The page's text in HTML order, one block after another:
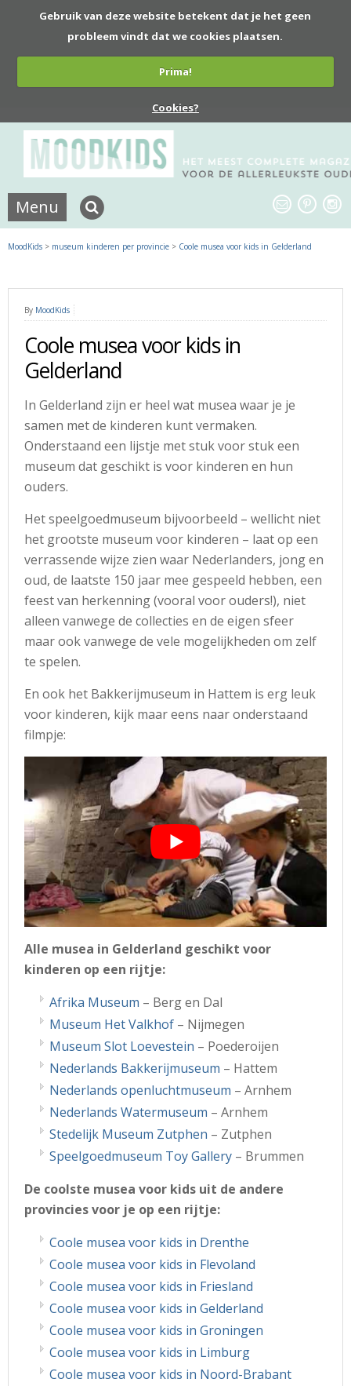
Gebruik van deze website betekent dat je het geen
probleem vindt dat we cookies plaatsen.
Prima!
Cookies?
Menu
MoodKids > museum kinderen per provincie > Coole musea voor kids in Gelderland
By MoodKids
Coole musea voor kids in
Gelderland
In Gelderland zijn er heel wat musea waar je je
samen met de kinderen kunt vermaken.
Onderstaand een lijstje met stuk voor stuk een
museum dat geschikt is voor kinderen en hun
ouders.
Het speelgoedmuseum bijvoorbeeld – wellicht niet
het grootste museum voor kinderen – laat op een
verrassende wijze zien waar Nederlanders, jong en
oud, de laatste 150 jaar mee gespeeld hebben, een
feest van herkenning (vooral voor ouders!), niet
alleen vanwege de collecties en de eigen sfeer
maar ook vanwege de vele mogelijkheden om zelf
te spelen.
En ook het Bakkerijmuseum in Hattem is erg leuk
voor kinderen, kijk maar eens naar onderstaand
filmpje:
Alle musea in Gelderland geschikt voor
kinderen op een rijtje:
Afrika Museum – Berg en Dal
Museum Het Valkhof – Nijmegen
Museum Slot Loevestein – Poederoijen
Nederlands Bakkerijmuseum – Hattem
Nederlands openluchtmuseum – Arnhem
Nederlands Watermuseum – Arnhem
Stedelijk Museum Zutphen – Zutphen
Speelgoedmuseum Toy Gallery – Brummen
De coolste musea voor kids uit de andere
provincies voor je op een rijtje:
Coole musea voor kids in Drenthe
Coole musea voor kids in Flevoland
Coole musea voor kids in Friesland
Coole musea voor kids in Gelderland
Coole musea voor kids in Groningen
Coole musea voor kids in Limburg
Coole musea voor kids in Noord-Brabant